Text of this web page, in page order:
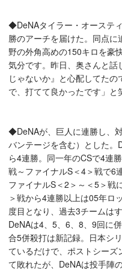
◆DeNAタイラー・オーステ
勝のアーチを届けた。同点
野の外角高めの150キロを豪
気分です。昨日、奥さんと
じゃないか』と心配してた
で、打てて良かったです」と
◆DeNAが、巨人に連勝し、
バンテージを含む）とした
ら4連勝。同一年のCSで4連
戦～ファイナルS＜4＞戦で6
ファイナルS＜2＞～＜5＞戦
＞戦から4連勝以上は05年ロ
度目となり、過去3チームは
DeNAは4、5、6、8、9回に
合5併殺打は新記録。日本シ
ているだけで、ポストシー
て敗れたが、DeNAは投手陣